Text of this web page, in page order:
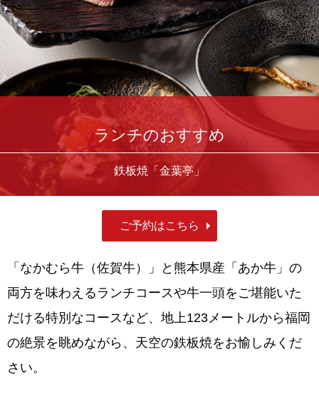
ランチのおすすめ
鉄板焼「金葉亭」
ご予約はこちら
「なかむら牛（佐賀牛）」と熊本県産「あか牛」の
両方を味わえるランチコースや牛一頭をご堪能いた
だける特別なコースなど、地上123メートルから福岡
の絶景を眺めながら、天空の鉄板焼をお愉しみくだ
さい。